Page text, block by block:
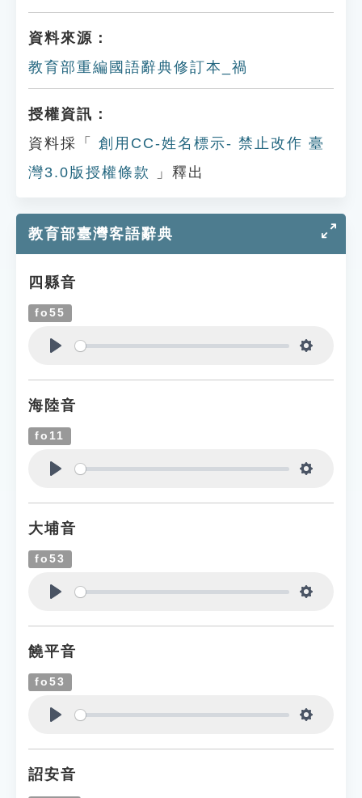
資料來源：
教育部重編國語辭典修訂本_禍
授權資訊：
資料採「
創用CC-姓名標示- 禁止改作 臺
灣3.0版授權條款
」釋出
教育部臺灣客語辭典
四縣音
fo55
海陸音
fo11
大埔音
fo53
饒平音
fo53
詔安音